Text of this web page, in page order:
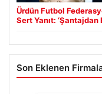
Ürdün Futbol
Sert Yanıt: ‘Şantajdan
Son Eklenen